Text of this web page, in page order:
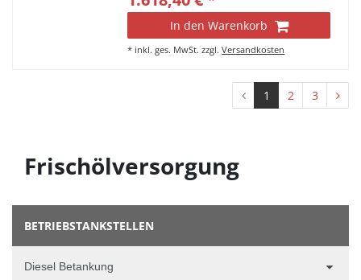
BETRIEBSTANKSTELLEN
Diesel Betankung
In den Warenkorb
* inkl. ges. MwSt. zzgl.Versandkosten
1 2 3
Frischölversorgung